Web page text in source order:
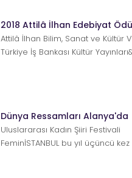
2018 Attilâ İlhan Edebiyat
Attilâ İlhan Bilim, Sanat ve Kültür
Türkiye İş Bankası Kültür
Dünya Ressamları Alanya'da
Uluslararası Kadın Şiiri Festivali
FeminİSTANBUL bu yıl üçüncü kez